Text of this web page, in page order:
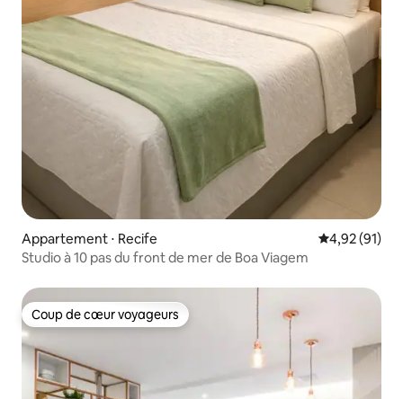
Appartement ⋅ Recife Évaluation
4,92 (91)
Studio à 10 pas du front de mer de Boa Viagem
Coup de cœur voyageurs
Coup de cœur voyageurs